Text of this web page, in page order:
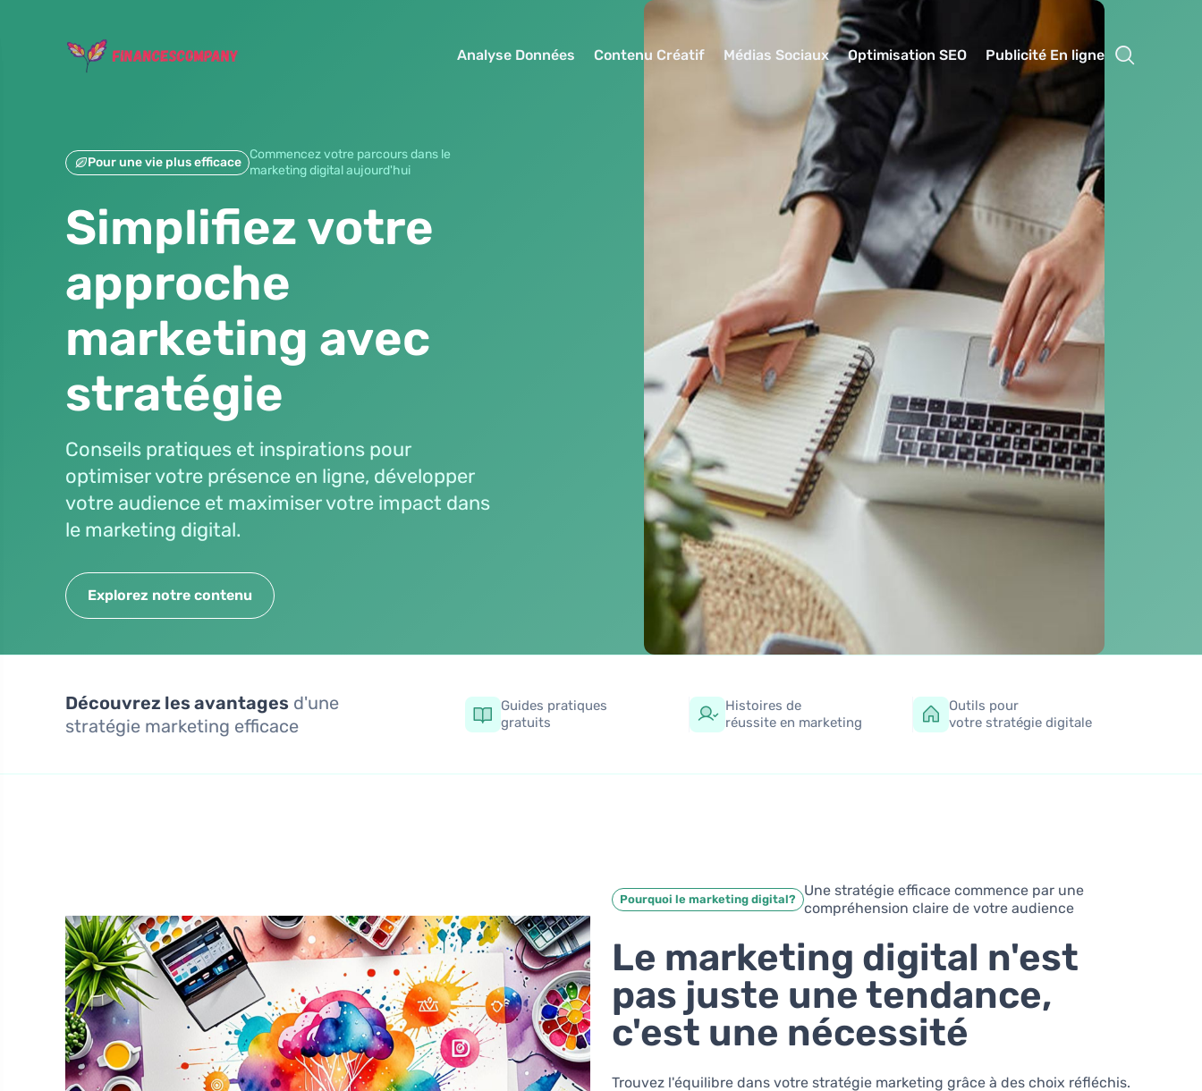
Analyse Données Contenu Créatif Médias Sociaux Optimisation SEO Publicité En ligne
Pour une vie plus efficace
Commencez votre parcours dans le
marketing digital aujourd'hui
Simplifiez votre
approche
marketing avec
stratégie
Conseils pratiques et inspirations pour
optimiser votre présence en ligne, développer
votre audience et maximiser votre impact dans
le marketing digital.
Explorez notre contenu
Découvrez les avantages d'une
stratégie marketing efficace
Guides pratiques
gratuits
Histoires de
réussite en marketing
Outils pour
votre stratégie digitale
Pourquoi le marketing digital?
Une stratégie efficace commence par une
compréhension claire de votre audience
Le marketing digital n'est
pas juste une tendance,
c'est une nécessité
Trouvez l'équilibre dans votre stratégie marketing grâce à des choix réfléchis.